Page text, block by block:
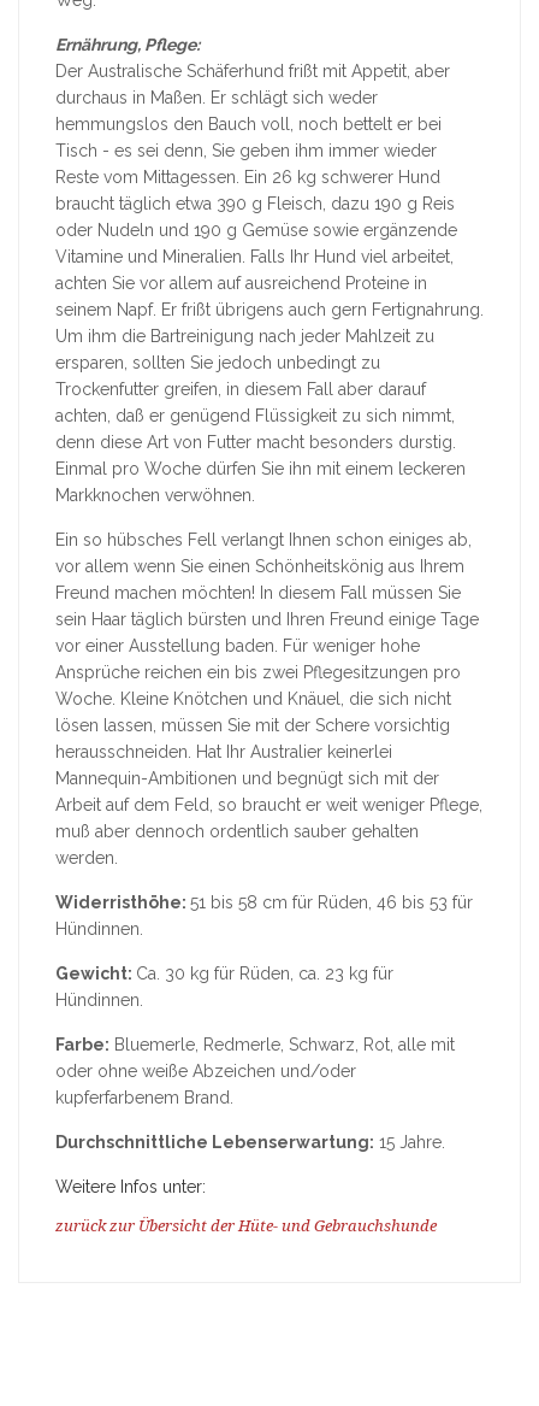
Ernährung, Pflege:
Der Australische Schäferhund frißt mit Appetit, aber
durchaus in Maßen. Er schlägt sich weder
hemmungslos den Bauch voll, noch bettelt er bei
Tisch - es sei denn, Sie geben ihm immer wieder
Reste vom Mittagessen. Ein 26 kg schwerer Hund
braucht täglich etwa 390 g Fleisch, dazu 190 g Reis
oder Nudeln und 190 g Gemüse sowie ergänzende
Vitamine und Mineralien. Falls Ihr Hund viel arbeitet,
achten Sie vor allem auf ausreichend Proteine in
seinem Napf. Er frißt übrigens auch gern Fertignahrung.
Um ihm die Bartreinigung nach jeder Mahlzeit zu
ersparen, sollten Sie jedoch unbedingt zu
Trockenfutter greifen, in diesem Fall aber darauf
achten, daß er genügend Flüssigkeit zu sich nimmt,
denn diese Art von Futter macht besonders durstig.
Einmal pro Woche dürfen Sie ihn mit einem leckeren
Markknochen verwöhnen.
Ein so hübsches Fell verlangt Ihnen schon einiges ab,
vor allem wenn Sie einen Schönheitskönig aus Ihrem
Freund machen möchten! In diesem Fall müssen Sie
sein Haar täglich bürsten und Ihren Freund einige Tage
vor einer Ausstellung baden. Für weniger hohe
Ansprüche reichen ein bis zwei Pflegesitzungen pro
Woche. Kleine Knötchen und Knäuel, die sich nicht
lösen lassen, müssen Sie mit der Schere vorsichtig
herausschneiden. Hat Ihr Australier keinerlei
Mannequin-Ambitionen und begnügt sich mit der
Arbeit auf dem Feld, so braucht er weit weniger Pflege,
muß aber dennoch ordentlich sauber gehalten
werden.
Widerristhöhe: 51 bis 58 cm für Rüden, 46 bis 53 für
Hündinnen.
Gewicht: Ca. 30 kg für Rüden, ca. 23 kg für
Hündinnen.
Farbe: Bluemerle, Redmerle, Schwarz, Rot, alle mit
oder ohne weiße Abzeichen und/oder
kupferfarbenem Brand.
Durchschnittliche Lebenserwartung: 15 Jahre.
Weitere Infos unter:
zurück zur Übersicht der Hüte- und Gebrauchshunde